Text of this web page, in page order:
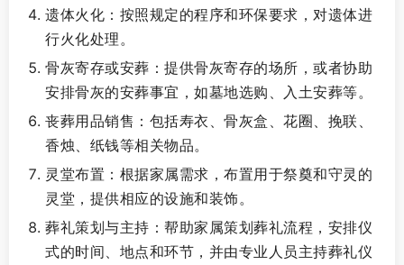
遗体火化：按照规定的程序和环保要求，对遗体进
行火化处理。
骨灰寄存或安葬：提供骨灰寄存的场所，或者协助
安排骨灰的安葬事宜，如墓地选购、入土安葬等。
丧葬用品销售：包括寿衣、骨灰盒、花圈、挽联、
香烛、纸钱等相关物品。
灵堂布置：根据家属需求，布置用于祭奠和守灵的
灵堂，提供相应的设施和装饰。
葬礼策划与主持：帮助家属策划葬礼流程，安排仪
式的时间、地点和环节，并由专业人员主持葬礼仪